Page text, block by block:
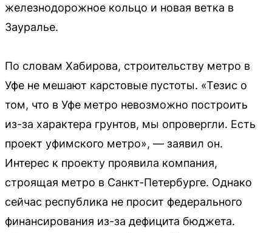
железнодорожное кольцо и новая ветка в
Зауралье.
По словам Хабирова, строительству метро в
Уфе не мешают карстовые пустоты. «Тезис о
том, что в Уфе метро невозможно построить
из-за характера грунтов, мы опровергли. Есть
проект уфимского метро», — заявил он.
Интерес к проекту проявила компания,
строящая метро в Санкт-Петербурге. Однако
сейчас республика не просит федерального
финансирования из-за дефицита бюджета.